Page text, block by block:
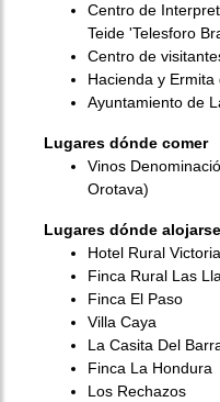
Centro de
Teide 'Telesforo
Centro de
Hacienda y
Ayuntamiento de
Lugares dónde comer
Vinos
Orotava)
Lugares dónde alojarse
Hotel Rural Victoria
Finca Rural Las
Finca El Paso
Villa Caya
La Casita Del
Finca La Hondura
Los Rechazos